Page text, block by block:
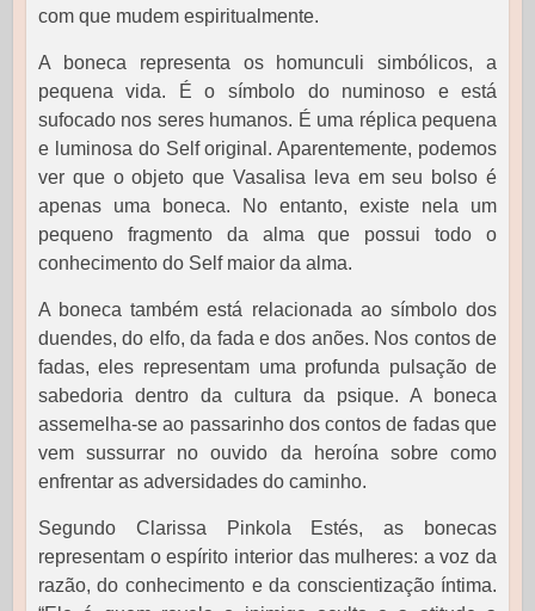
com que mudem espiritualmente.
A boneca representa os homunculi simbólicos, a
pequena vida. É o símbolo do numinoso e está
sufocado nos seres humanos. É uma réplica pequena
e luminosa do Self original. Aparentemente, podemos
ver que o objeto que Vasalisa leva em seu bolso é
apenas uma boneca. No entanto, existe nela um
pequeno fragmento da alma que possui todo o
conhecimento do Self maior da alma.
A boneca também está relacionada ao símbolo dos
duendes, do elfo, da fada e dos anões. Nos contos de
fadas, eles representam uma profunda pulsação de
sabedoria dentro da cultura da psique. A boneca
assemelha-se ao passarinho dos contos de fadas que
vem sussurrar no ouvido da heroína sobre como
enfrentar as adversidades do caminho.
Segundo Clarissa Pinkola Estés, as bonecas
representam o espírito interior das mulheres: a voz da
razão, do conhecimento e da conscientização íntima.